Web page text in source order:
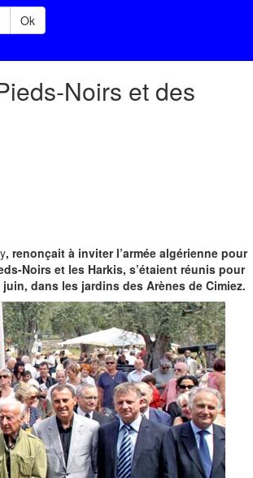
Ok
Noirs et des
, renonçait à inviter l’armée algérienne pour
Noirs et les Harkis, s’étaient réunis pour
dans les jardins des Arènes de Cimiez.